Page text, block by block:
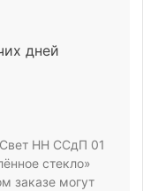
дней
НН ССдП 01
стекло»
заказе могут